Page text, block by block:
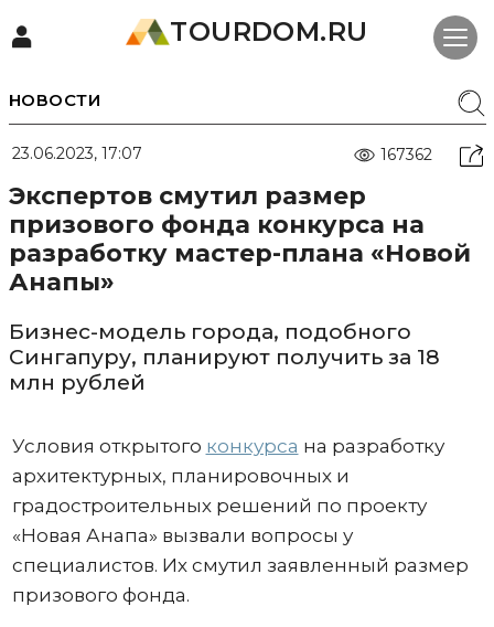
TOURDOM.RU
НОВОСТИ
23.06.2023, 17:07 167362
Экспертов смутил размер
призового фонда конкурса на
разработку мастер-плана «Новой
Анапы»
Бизнес-модель города, подобного
Сингапуру, планируют получить за 18
млн рублей
Условия открытого конкурса на разработку
архитектурных, планировочных и
градостроительных решений по проекту
«Новая Анапа» вызвали вопросы у
специалистов. Их смутил заявленный размер
призового фонда.